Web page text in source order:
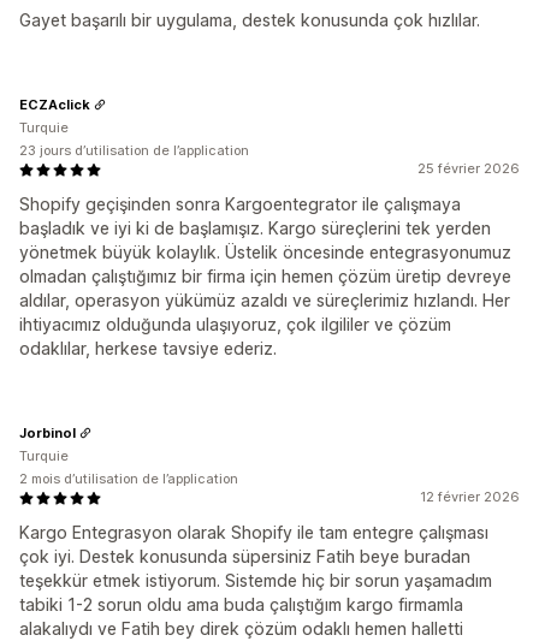
Gayet başarılı bir uygulama, destek konusunda çok hızlılar.
25 février 2026
Shopify geçişinden sonra Kargoentegrator ile çalışmaya
başladık ve iyi ki de başlamışız. Kargo süreçlerini tek yerden
yönetmek büyük kolaylık. Üstelik öncesinde entegrasyonumuz
olmadan çalıştığımız bir firma için hemen çözüm üretip devreye
aldılar, operasyon yükümüz azaldı ve süreçlerimiz hızlandı. Her
ihtiyacımız olduğunda ulaşıyoruz, çok ilgililer ve çözüm
odaklılar, herkese tavsiye ederiz.
ECZAclick
Turquie
23 jours d’utilisation de l’application
12 février 2026
Kargo Entegrasyon olarak Shopify ile tam entegre çalışması
çok iyi. Destek konusunda süpersiniz Fatih beye buradan
teşekkür etmek istiyorum. Sistemde hiç bir sorun yaşamadım
tabiki 1-2 sorun oldu ama buda çalıştığım kargo firmamla
alakalıydı ve Fatih bey direk çözüm odaklı hemen halletti
Jorbinol
Turquie
2 mois d’utilisation de l’application